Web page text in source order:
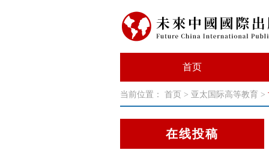
首页
当前位置： 首页 > 亚太国际高等教育 >
在线投稿